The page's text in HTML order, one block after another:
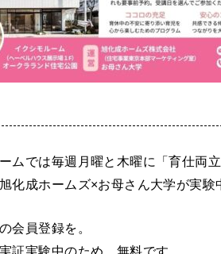
ムでは毎週月曜と木曜に「育仕両
化成ホームズ×お母さん大学が実験
会員登録を。
証実験中のため、無料です。